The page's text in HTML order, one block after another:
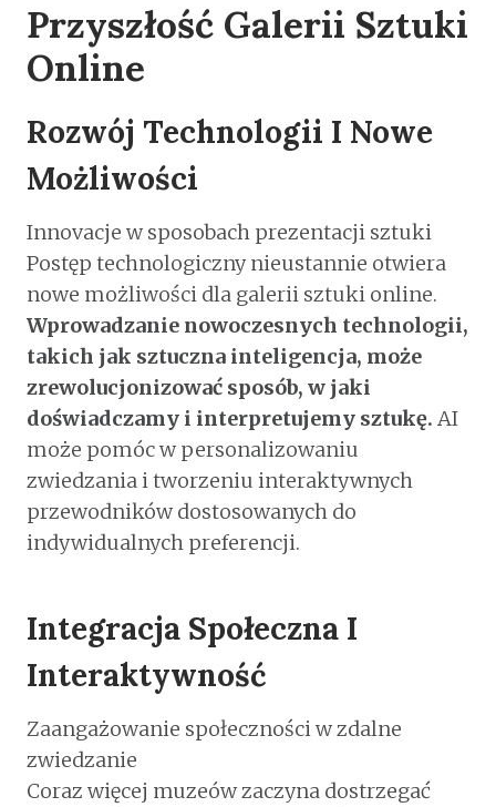
Przyszłość Galerii Sztuki
Online
Rozwój Technologii I Nowe
Możliwości
Innovacje w sposobach prezentacji sztuki
Postęp technologiczny nieustannie otwiera
nowe możliwości dla galerii sztuki online.
Wprowadzanie nowoczesnych technologii,
takich jak sztuczna inteligencja, może
zrewolucjonizować sposób, w jaki
doświadczamy i interpretujemy sztukę. AI
może pomóc w personalizowaniu
zwiedzania i tworzeniu interaktywnych
przewodników dostosowanych do
indywidualnych preferencji.
Integracja Społeczna I
Interaktywność
Zaangażowanie społeczności w zdalne
zwiedzanie
Coraz więcej muzeów zaczyna dostrzegać